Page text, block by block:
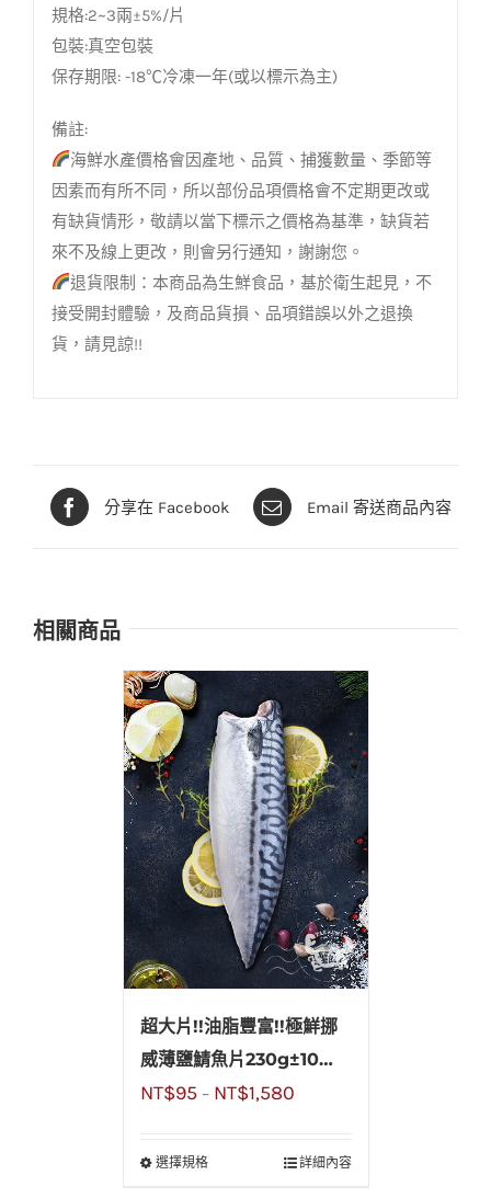
規格:2~3兩±5%/片
包裝:真空包裝
保存期限: -18℃冷凍一年(或以標示為主)
備註:
海鮮水產價格會因產地、品質、捕獲數量、季節等
因素而有所不同，所以部份品項價格會不定期更改或
有缺貨情形，敬請以當下標示之價格為基準，缺貨若
來不及線上更改，則會另行通知，謝謝您。
退貨限制：本商品為生鮮食品，基於衛生起見，不
接受開封體驗，及商品貨損、品項錯誤以外之退換
貨，請見諒!!
分享在 Facebook Email 寄送商品內容
相關商品
超大片!!油脂豐富!!極鮮挪
威薄鹽鯖魚片230g±10
%，單片下殺薄利多銷
NT$95– NT$1,580
選擇規格 詳細內容